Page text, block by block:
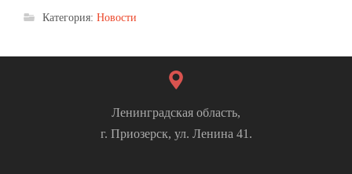
Категория: Новости
Ленинградская область,
г. Приозерск, ул. Ленина 41.